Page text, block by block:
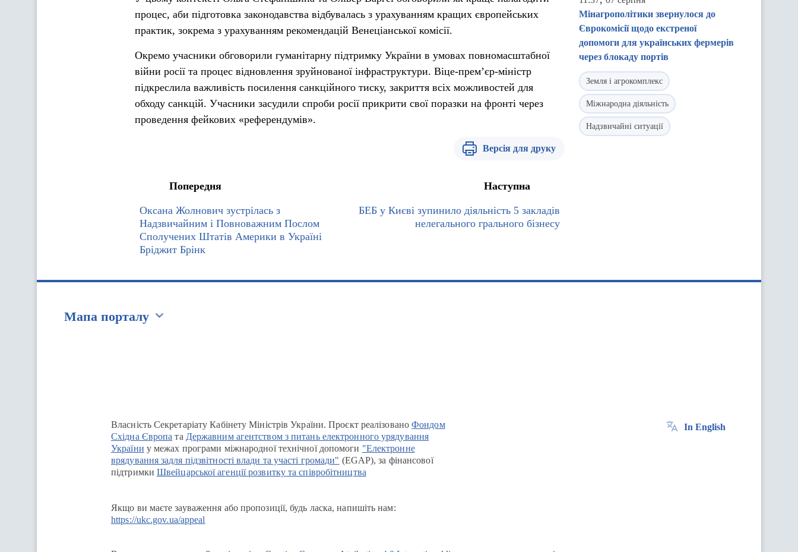
процес, аби підготовка законодавства відбувалась з урахуванням кращих європейських
практик, зокрема з урахуванням рекомендацій Венеціанської комісії.
Окремо учасники обговорили гуманітарну підтримку України в умовах повномасштабної
війни росії та процес відновлення зруйнованої інфраструктури. Віце-прем’єр-міністр
підкреслила важливість посилення санкційного тиску, закриття всіх можливостей для
обходу санкцій. Учасники засудили спроби росії прикрити свої поразки на фронті через
проведення фейкових «референдумів».
Версія для друку
Попередня
Оксана Жолнович зустрілась з
Надзвичайним і Повноважним Послом
Сполучених Штатів Америки в Україні
Бріджит Брінк
Наступна
БЕБ у Києві зупинило діяльність 5 закладів
нелегального грального бізнесу
Мінагрополітики звернулося до
Єврокомісії щодо екстреної
допомоги для українських фермерів
через блокаду портів
Земля і агрокомплекс
Міжнародна діяльність
Надзвичайні ситуації
Мапа порталу
Власність Секретаріату Кабінету Міністрів України. Проєкт реалізованоФондом
Східна Європа та Державним агентством з питань електронного урядування
України у межах програми міжнародної технічної допомоги "Електронне
врядування задля підзвітності влади та участі громади" (EGAP), за фінансової
підтримки Швейцарської агенції розвитку та співробітництва
Якщо ви маєте зауваження або пропозиції, будь ласка, напишіть нам:
https://ukc.gov.ua/appeal
In English